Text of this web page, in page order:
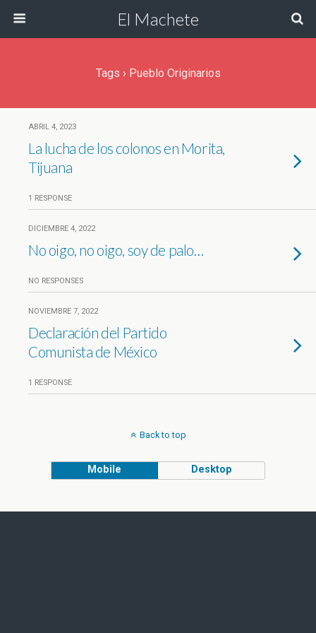
El Machete
Tags › Pueblo Originarios
ABRIL 4, 2023
La lucha de los colonos en Morita,
Tijuana
1 RESPONSE
DICIEMBRE 4, 2022
No oigo, no oigo, soy de palo…
NO RESPONSES
NOVIEMBRE 7, 2022
Declaración del Partido
Comunista de México
1 RESPONSE
Back to top
Mobile Desktop